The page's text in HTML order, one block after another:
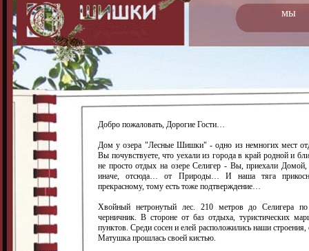
мы
Добро пожаловать, Дорогие Гости…
Дом у озера "Лесные Шишки" - одно из немногих мест
Вы почувствуете, что уехали из города в край родной и
не просто отдых на озере Селигер - Вы, приехали
иначе, отсюда… от Природы… И наша тяга
прекрасному, тому есть тоже подтверждение…
Хвойный нетронутый лес. 210 метров до Селигера по
черничник. В стороне от баз отдыха, туристических
пунктов. Среди сосен и елей расположились наши
Матушка прошлась своей кистью.